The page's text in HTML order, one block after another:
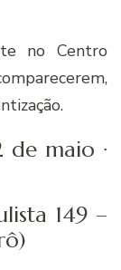
no Centro
de maio ·
149 –